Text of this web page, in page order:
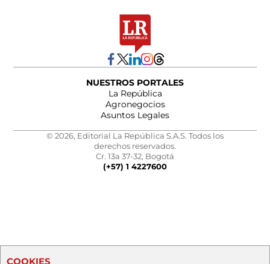
NUESTROS PORTALES
La República
Agronegocios
Asuntos Legales
© 2026, Editorial La República S.A.S. Todos los
derechos reservados.
Cr. 13a 37-32, Bogotá
(+57) 1 4227600
COOKIES